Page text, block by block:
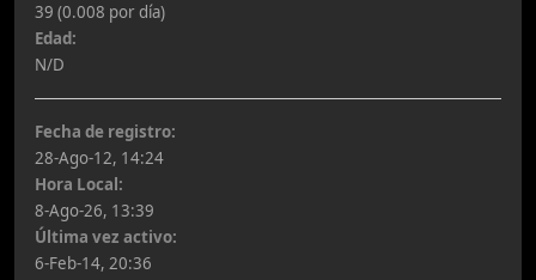
39 (0.008 por día)
Edad:
N/D
Fecha de registro:
28-Ago-12, 14:24
Hora Local:
8-Ago-26, 13:39
Última vez activo:
6-Feb-14, 20:36